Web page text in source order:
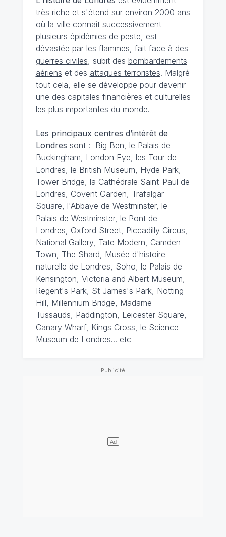
très riche et s'étend sur environ 2000 ans
où la ville connaît successivement
plusieurs épidémies de peste , est
dévastée par les flammes , fait face à des
guerres civiles , subit des bombardements
aériens et des attaques terroristes. Malgré
tout cela, elle se développe pour devenir
une des capitales financières et culturelles
les plus importantes du monde.
Les principaux centres d’intérêt de
Londres sont : Big Ben, le Palais de
Buckingham, London Eye, les Tour de
Londres, le British Museum, Hyde Park,
Tower Bridge, la Cathédrale Saint-Paul de
Londres, Covent Garden, Trafalgar
Square, l'Abbaye de Westminster, le
Palais de Westminster, le Pont de
Londres, Oxford Street, Piccadilly Circus,
National Gallery, Tate Modern, Camden
Town, The Shard, Musée d'histoire
naturelle de Londres, Soho, le Palais de
Kensington, Victoria and Albert Museum,
Regent's Park, St James's Park, Notting
Hill, Millennium Bridge, Madame
Tussauds, Paddington, Leicester Square,
Canary Wharf, Kings Cross, le Science
Museum de Londres... etc